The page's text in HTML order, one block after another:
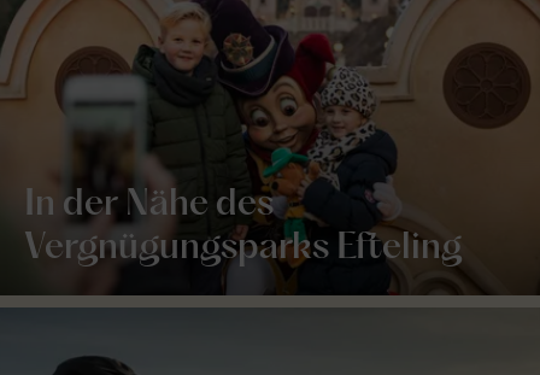
In der Nähe des
Vergnügungsparks Efteling